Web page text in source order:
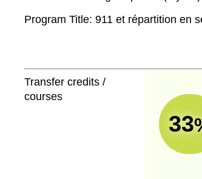
Program Title: 911 et répartition en
Transfer credits /
courses
33